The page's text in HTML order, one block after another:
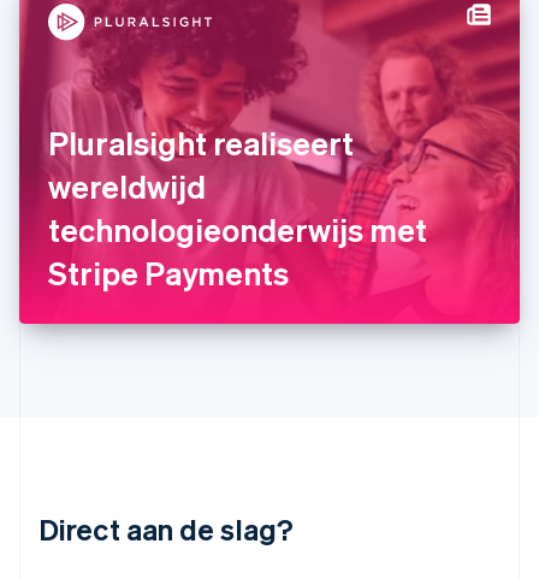
Pluralsight realiseert
wereldwijd
technologieonderwijs met
Stripe Payments
Direct aan de slag?
English
India
English
Italië
Italiano English
Japan
日本語English
Kroatië
EnglishItaliano
Letland
English
Liechtenstein
Deutsch
Litouwen
Mexico
Español English